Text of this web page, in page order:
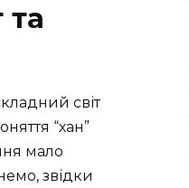
та
світ
“хан”
мало
звідки